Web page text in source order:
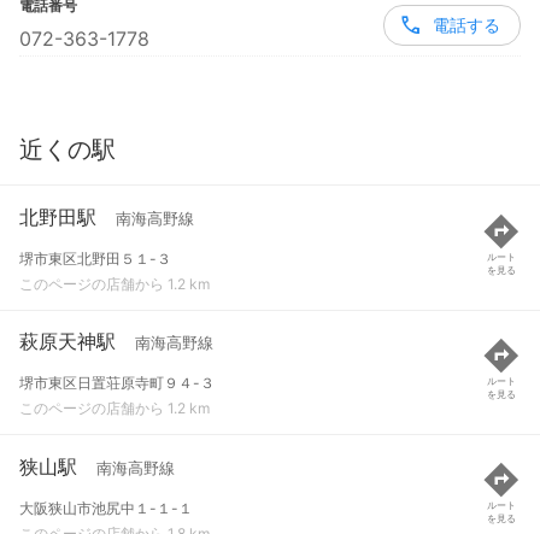
電話番号
072-363-1778
電話する
近くの駅
北野田駅 南海高野線
堺市東区北野田５１-３
このページの店舗から 1.2 km
ルート
を見る
萩原天神駅 南海高野線
堺市東区日置荘原寺町９４-３
このページの店舗から 1.2 km
ルート
を見る
狭山駅 南海高野線
大阪狭山市池尻中１-１-１
ルート
を見る